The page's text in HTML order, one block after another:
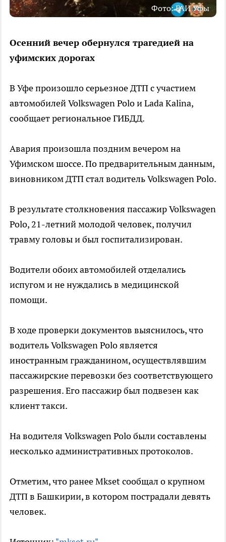
Фото: ГАИ Уфы
Осенний вечер обернулся трагедией на
уфимских дорогах
В Уфе произошло серьезное ДТП с участием
автомобилей Volkswagen Polo и Lada Kalina,
сообщает региональное ГИБДД.
Авария произошла поздним вечером на
Уфимском шоссе. По предварительным данным,
виновником ДТП стал водитель Volkswagen Polo.
В результате столкновения пассажир Volkswagen
Polo, 21-летний молодой человек, получил
травму головы и был госпитализирован.
Водители обоих автомобилей отделались
испугом и не нуждались в медицинской
помощи.
В ходе проверки документов выяснилось, что
водитель Volkswagen Polo является
иностранным гражданином, осуществлявшим
пассажирские перевозки без соответствующего
разрешения. Его пассажир был подвезен как
клиент такси.
На водителя Volkswagen Polo были составлены
несколько административных протоколов.
Отметим, что ранее Mkset сообщал о крупном
ДТП в Башкирии, в котором пострадали девять
человек.